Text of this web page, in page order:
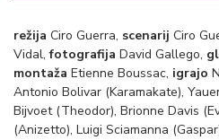
režija Ciro Guerra, scenarij Ciro
Vidal,fotografija David Gallego,
montaža Etienne Boussac, igrajo
Antonio Bolivar (Karamakate),
Bijvoet (Theodor), Brionne Davis
(Anizetto), Luigi Sciamanna